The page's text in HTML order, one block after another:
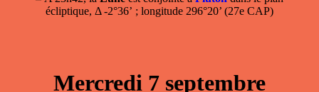
écliptique, Δ -2°36’ ; longitude 296°20’ (27e CAP)
Mercredi 7 septembre